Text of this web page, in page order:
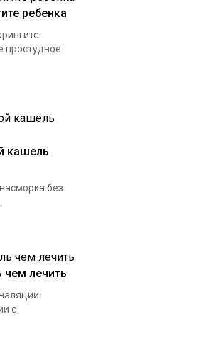
ребенка
простудное
кашель
без
чем лечить
с